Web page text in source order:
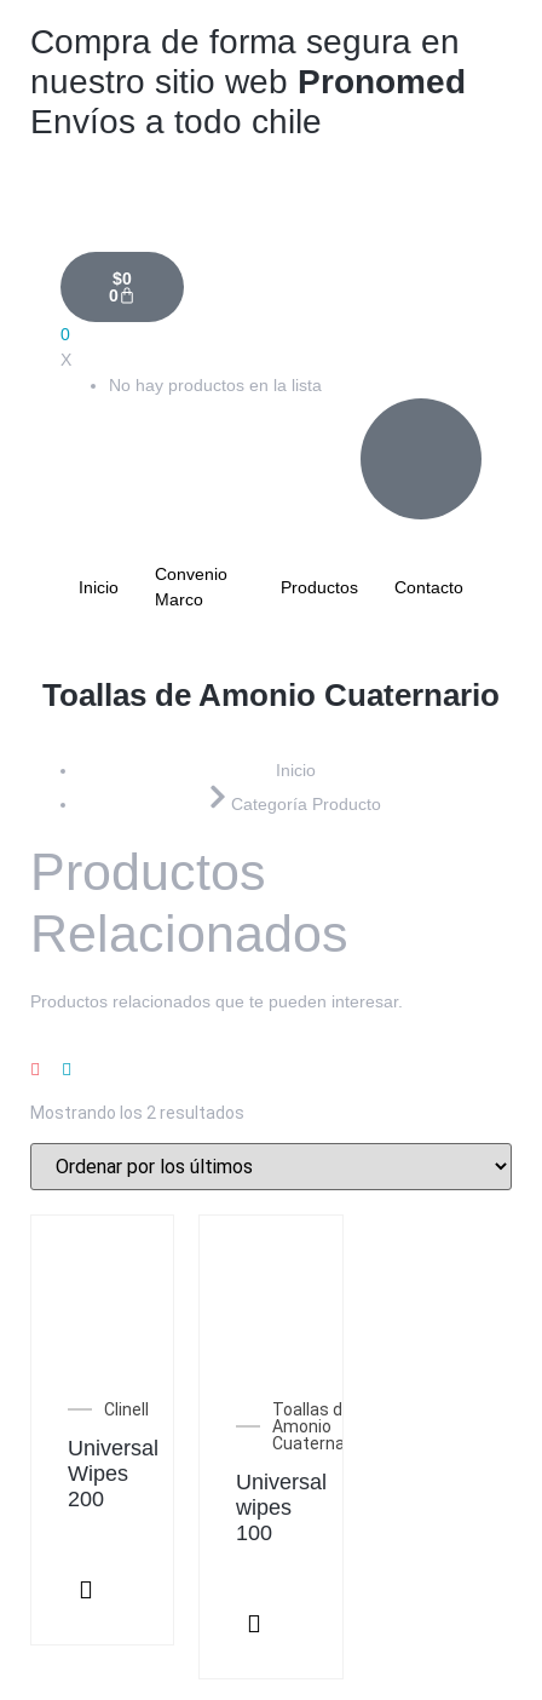
Compra de forma segura en
nuestro sitio web Pronomed
Envíos a todo chile
$0
0
0
X
No hay productos en la lista
Inicio
Convenio
Marco
Productos Contacto
Toallas de Amonio Cuaternario
Inicio
Categoría Producto
Productos
Relacionados
Productos relacionados que te pueden interesar.
Mostrando los 2 resultados
Clinell
Universal
Wipes
200
Toallas de
Amonio
Cuaternario
Universal
wipes
100